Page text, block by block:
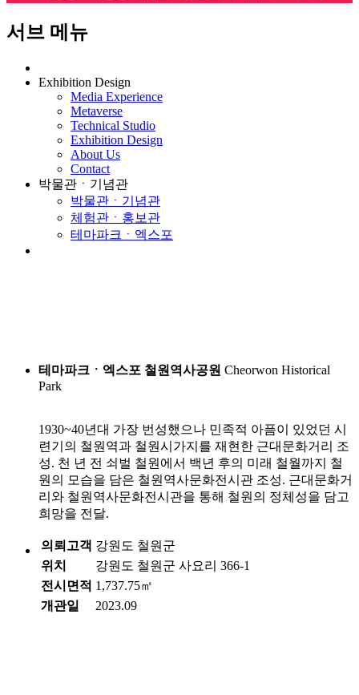
서브 메뉴
Exhibition Design
Media Experience
Metaverse
Technical Studio
Exhibition Design
About Us
Contact
박물관ㆍ기념관
박물관ㆍ기념관
체험관ㆍ홍보관
테마파크ㆍ엑스포
테마파크ㆍ엑스포 철원역사공원 Cheorwon Historical
Park
1930~40년대 가장 번성했으나 민족적 아픔이 있었던 시
련기의 철원역과 철원시가지를 재현한 근대문화거리 조
성. 천 년 전 쇠벌 철원에서 백년 후의 미래 철월까지 철
원의 모습을 담은 철원역사문화전시관 조성. 근대문화거
리와 철원역사문화전시관을 통해 철원의 정체성을 담고
희망을 전달.
의뢰고객 강원도 철원군
위치
강원도 철원군 사요리 366-1
전시면적 1,737.75㎡
개관일
2023.09